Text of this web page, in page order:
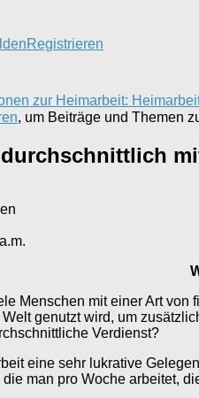
Registrieren
zur Heimarbeit:
, um Beiträge und Themen
Menschen mit einer Art
genutzt wird, um
Verdienst?
eine sehr lukrative
man pro Woche arbeitet,